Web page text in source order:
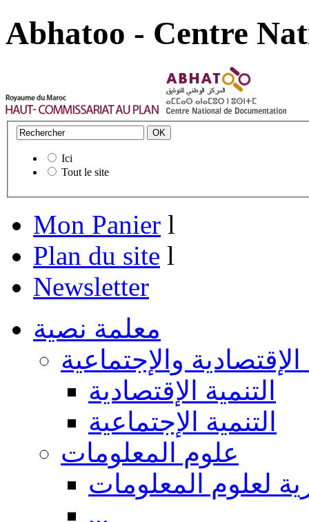
Abhatoo - Centre
Ici
Tout le site
Mon Panier l
Plan du site l
Newsletter
معلمة نصية
الإقتصادية والإجتماعية
التنمية الإقتصادية
التنمية الإجتماعية
علوم المعلومات
لعلوم المعلومات
...